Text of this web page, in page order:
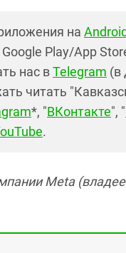
на Android
Play/App
нас вTelegram (в
читать
*, "ВКонтакте", "
.
Meta